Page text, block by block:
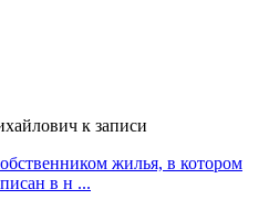
к записи
жилья, в котором
в н ...